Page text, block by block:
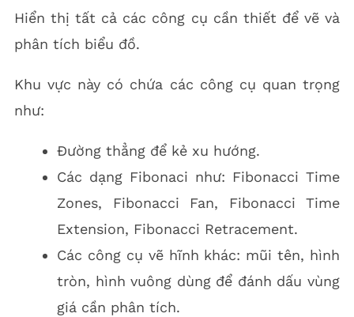
Hiển thị tất cả các công cụ cần thiết để vẽ và
phân tích biểu đồ.
Khu vực này có chứa các công cụ quan trọng
như:
Đường thẳng để kẻ xu hướng.
Các dạng Fibonaci như: Fibonacci Time
Zones, Fibonacci Fan, Fibonacci Time
Extension, Fibonacci Retracement.
Các công cụ vẽ hĩnh khác: mũi tên, hình
tròn, hình vuông dùng để đánh dấu vùng
giá cần phân tích.